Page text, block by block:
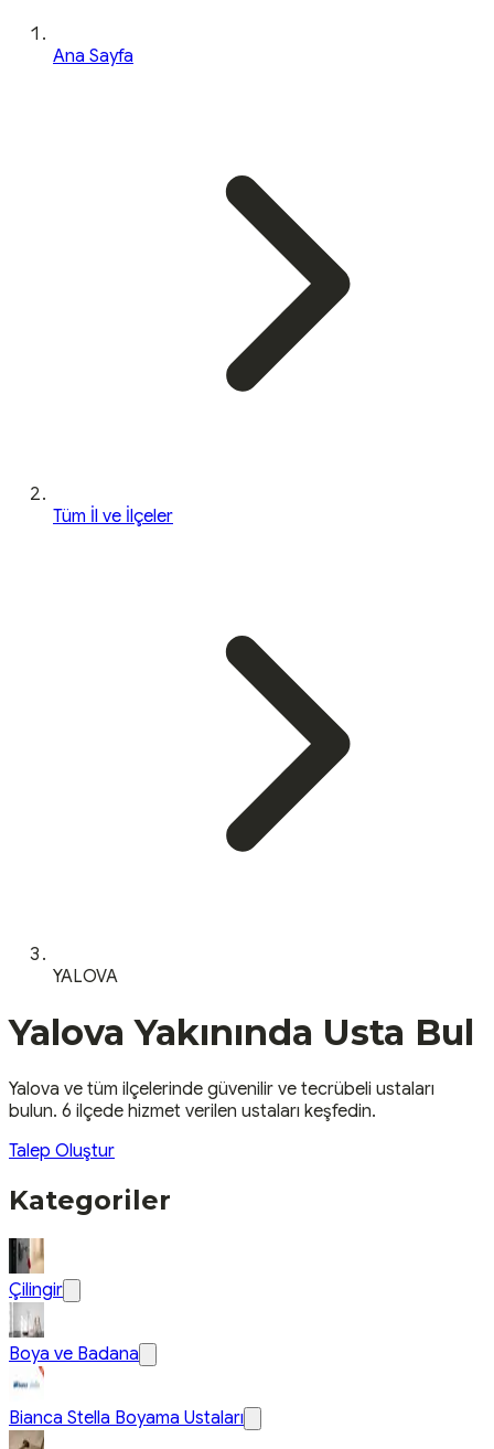
Ana Sayfa
Tüm İl ve İlçeler
YALOVA
Yalova Yakınında Usta Bul
Yalova ve tüm ilçelerinde güvenilir ve tecrübeli ustaları
bulun. 6 ilçede hizmet verilen ustaları keşfedin.
Talep Oluştur
Kategoriler
Çilingir
Boya ve Badana
Bianca Stella Boyama Ustaları